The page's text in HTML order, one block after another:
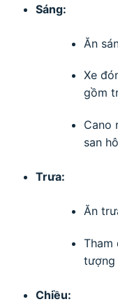
Sáng:
Ăn
Xe
gồm
Cano
san
Trưa:
Ăn
Tham
tượng
Chiều: